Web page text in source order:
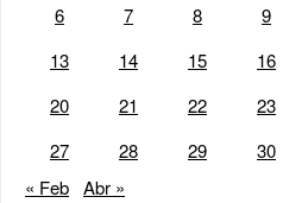
6
7 8 9
13
14 15 16
20
21 22 23
27
28 29 30
« Feb Abr »